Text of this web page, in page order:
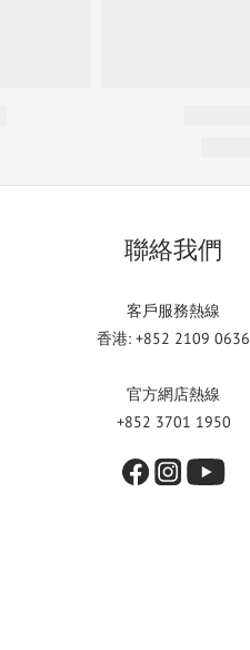
聯絡我們
客戶服務熱線
香港: +852 2109 0636
官方網店熱線
+852 3701 1950